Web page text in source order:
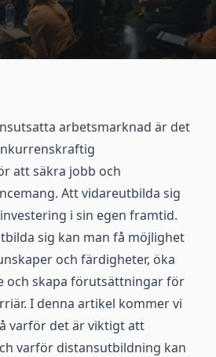
arbetsmarknad är det
att säkra jobb och
Att vidareutbilda sig
i sin egen framtid.
sig kan man få möjlighet
och färdigheter, öka
och skapa förutsättningar för
I denna artikel kommer vi
varför det är viktigt att
varför distansutbildning kan